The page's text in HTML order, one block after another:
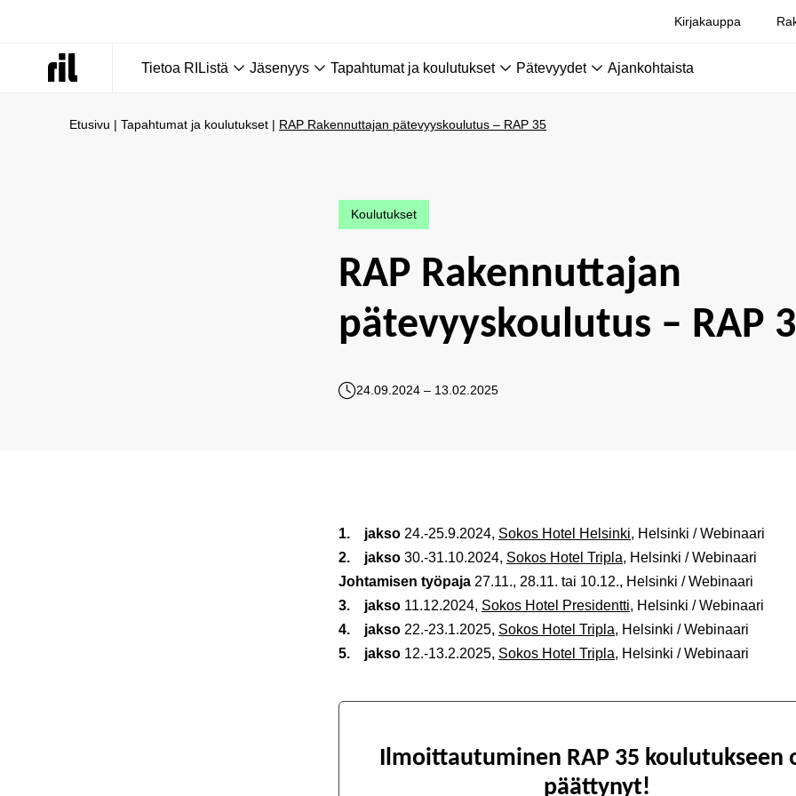
Kirjakauppa
Tietoa RIListä Jäsenyys Tapahtumat ja koulutukset Pätevyydet Ajankohtaista
Etusivu | Tapahtumat ja koulutukset | RAP Rakennuttajan pätevyyskoulutus – RAP 35
Koulutukset
RAP Rakennuttajan
pätevyyskoulutus – RAP
24.09.2024 – 13.02.2025
1. jakso 24.-25.9.2024, Sokos Hotel Helsinki, Helsinki / Webinaari
2. jakso 30.-31.10.2024, Sokos Hotel Tripla, Helsinki / Webinaari
Johtamisen työpaja 27.11., 28.11. tai 10.12., Helsinki / Webinaari
3. jakso 11.12.2024, Sokos Hotel Presidentti, Helsinki / Webinaari
4. jakso 22.-23.1.2025, Sokos Hotel Tripla, Helsinki / Webinaari
5. jakso 12.-13.2.2025, Sokos Hotel Tripla, Helsinki / Webinaari
Ilmoittautuminen RAP 35 koulutukseen
päättynyt!